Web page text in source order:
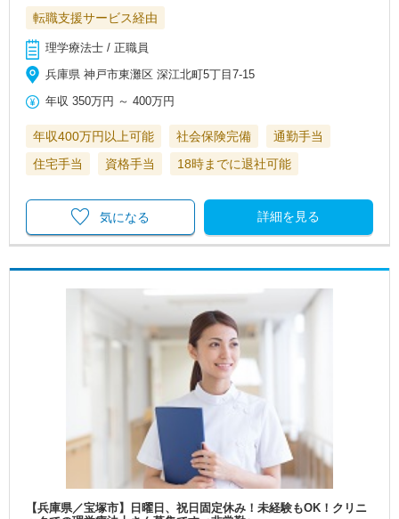
転職支援サービス経由
理学療法士 / 正職員
兵庫県 神戸市東灘区 深江北町5丁目7-15
年収 350万円 ～400万円
年収400万円以上可能 社会保険完備
通勤手当
住宅手当
資格手当 18時までに退社可能
詳細を見る
気になる
【兵庫県／宝塚市】日曜日、祝日固定休み！未経験もOK！クリニ